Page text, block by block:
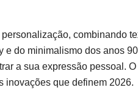
combinando
e do minimalismo dos anos
a sua expressão pessoal.
inovações que definem 2026.